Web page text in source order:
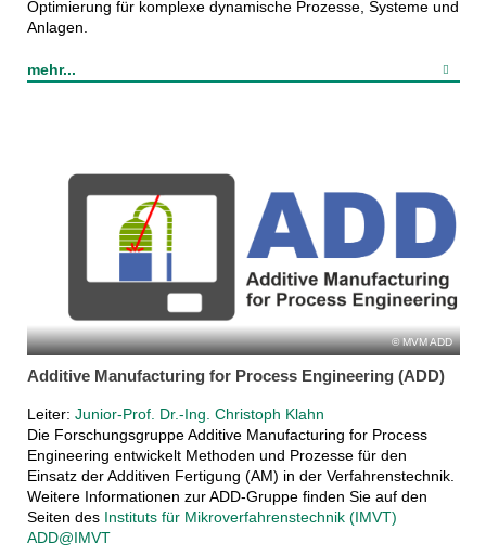
Optimierung für komplexe dynamische Prozesse, Systeme und
Anlagen.
mehr...
MVM ADD
Additive Manufacturing for Process Engineering (ADD)
Leiter: Junior-Prof. Dr.-Ing. Christoph Klahn
Die Forschungsgruppe Additive Manufacturing for Process
Engineering entwickelt Methoden und Prozesse für den
Einsatz der Additiven Fertigung (AM) in der Verfahrenstechnik.
Weitere Informationen zur ADD-Gruppe finden Sie auf den
Seiten des Instituts für Mikroverfahrenstechnik (IMVT)
ADD@IMVT